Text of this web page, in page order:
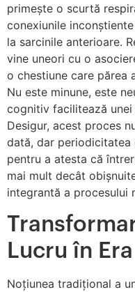
primește o scurtă
conexiunile
la sarcinile anterioare.
vine uneori cu o
o chestiune care părea
Nu este minune, este
cognitiv facilitează
Desigur, acest proces
dată, dar periodicitatea
pentru a atesta că
mai mult decât
integrantă a procesului
Lucru în
Noțiunea tradițional a